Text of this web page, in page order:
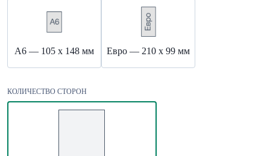
А6 — 105 х 148 мм Евро — 210 х 99 мм
КОЛИЧЕСТВО СТОРОН